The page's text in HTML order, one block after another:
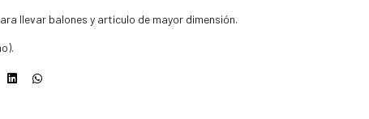
llevar balones y articulo de mayor dimensión.